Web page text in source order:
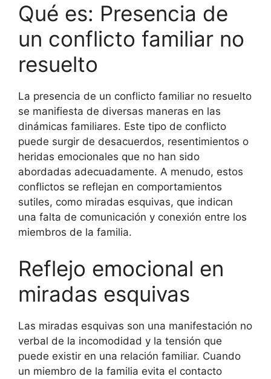
Qué es: Presencia de
un conflicto familiar no
resuelto
La presencia de un conflicto familiar no resuelto
se manifiesta de diversas maneras en las
dinámicas familiares. Este tipo de conflicto
puede surgir de desacuerdos, resentimientos o
heridas emocionales que no han sido
abordadas adecuadamente. A menudo, estos
conflictos se reflejan en comportamientos
sutiles, como miradas esquivas, que indican
una falta de comunicación y conexión entre los
miembros de la familia.
Reflejo emocional en
miradas esquivas
Las miradas esquivas son una manifestación no
verbal de la incomodidad y la tensión que
puede existir en una relación familiar. Cuando
un miembro de la familia evita el contacto